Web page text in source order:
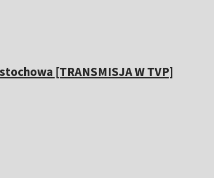
[TRANSMISJA W TVP]